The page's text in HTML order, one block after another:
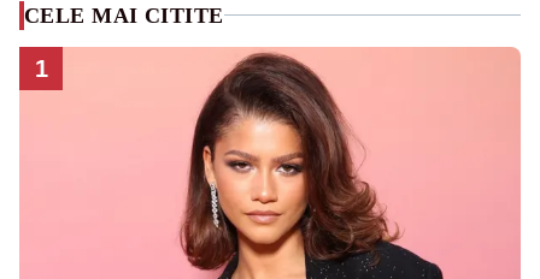
CELE MAI CITITE
1